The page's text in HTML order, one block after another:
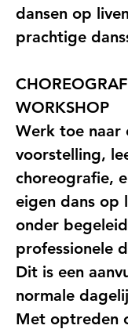
dansen op
prachtige
WORKSHOP
Werk toe naar
voorstelling,
choreografie,
eigen dans op
onder
professionele
Dit is een
normale
Met optreden